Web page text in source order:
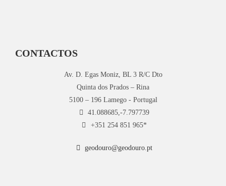
CONTACTOS
Av. D. Egas Moniz, BL 3 R/C Dto
Quinta dos Prados – Rina
5100 – 196 Lamego - Portugal
41.088685,-7.797739
+351 254 851 965*
geodouro@geodouro.pt